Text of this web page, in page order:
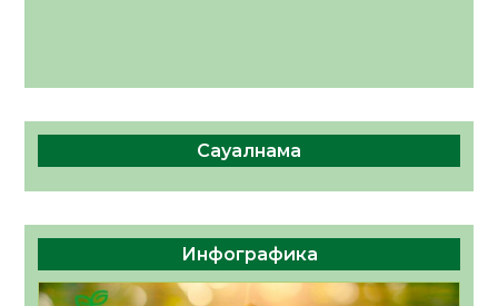
Сауалнама
Инфографика